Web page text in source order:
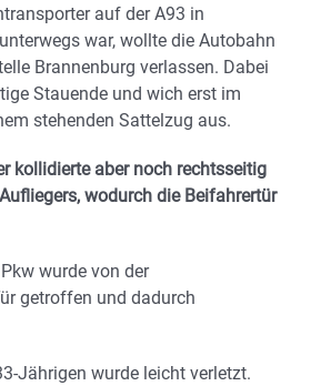
auf der A93 in
war, wollte die Autobahn
Brannenburg verlassen. Dabei
Stauende und wich erst im
stehenden Sattelzug aus.
kollidierte aber noch rechtsseitig
wodurch die Beifahrertür
wurde von der
getroffen und dadurch
Jährigen wurde leicht verletzt.